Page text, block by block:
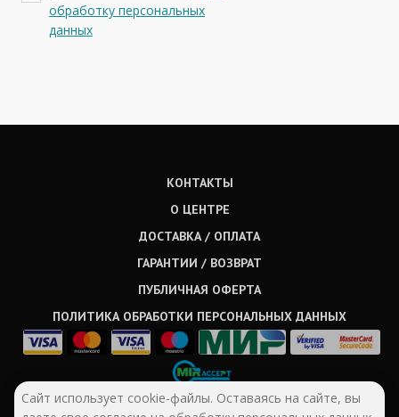
обработку персональных
данных
КОНТАКТЫ
О ЦЕНТРЕ
ДОСТАВКА / ОПЛАТА
ГАРАНТИИ / ВОЗВРАТ
ПУБЛИЧНАЯ ОФЕРТА
ПОЛИТИКА ОБРАБОТКИ ПЕРСОНАЛЬНЫХ ДАННЫХ
Сайт использует cookie-файлы. Оставаясь на сайте, вы